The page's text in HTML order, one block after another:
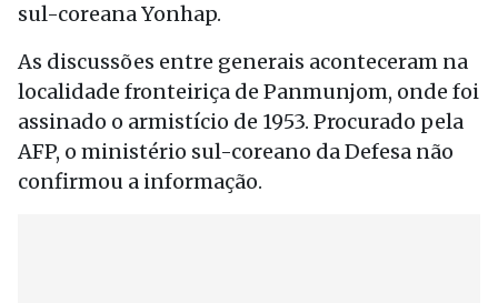
sul-coreana Yonhap.
As discussões entre generais aconteceram na
localidade fronteiriça de Panmunjom, onde foi
assinado o armistício de 1953. Procurado pela
AFP, o ministério sul-coreano da Defesa não
confirmou a informação.